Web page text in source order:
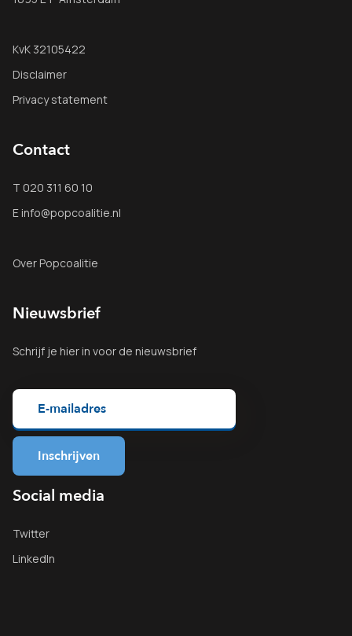
KvK 32105422
Disclaimer
Privacy statement
Contact
T 020 311 60 10
E info@popcoalitie.nl
Over Popcoalitie
Nieuwsbrief
Schrijf je hierin voor de nieuwsbrief
Social media
Twitter
LinkedIn